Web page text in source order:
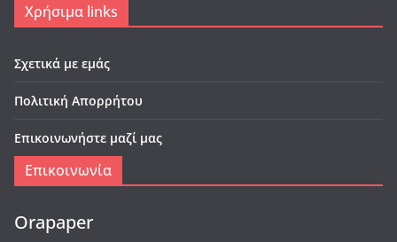
Χρήσιμα links
Σχετικά με εμάς
Πολιτική Απορρήτου
Επικοινωνήστε μαζί μας
Επικοινωνία
Orapaper